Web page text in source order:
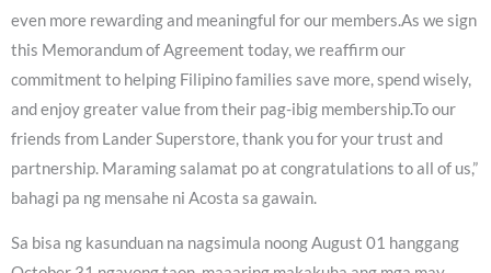
even more rewarding and meaningful for our members.As we sign
this Memorandum of Agreement today, we reaffirm our
commitment to helping Filipino families save more, spend wisely,
and enjoy greater value from their pag-ibig membership.To our
friends from Lander Superstore, thank you for your trust and
partnership. Maraming salamat po at congratulations to all of us,”
bahagi pa ng mensahe ni Acosta sa gawain.
Sa bisa ng kasunduan na nagsimula noong August 01 hanggang